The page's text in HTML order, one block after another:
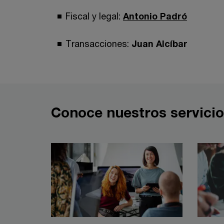
Fiscal y legal: Antonio Padró
Transacciones: Juan Alcíbar
Conoce nuestros